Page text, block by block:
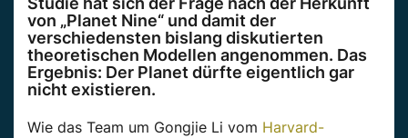
von „Planet Nine“ und damit der
verschiedensten bislang diskutierten
theoretischen Modellen angenommen. Das
Ergebnis: Der Planet dürfte eigentlich gar
nicht existieren.
Wie das Team um Gongjie Li vom Harvard-